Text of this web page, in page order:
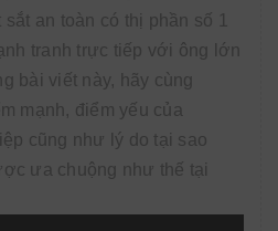
an toàn có thị phần số 1
tranh trực tiếp với ông lớn
bài viết này, hãy cùng
mạnh, điểm yếu của
cũng như lý do tại sao
ưa chuộng như thế tại